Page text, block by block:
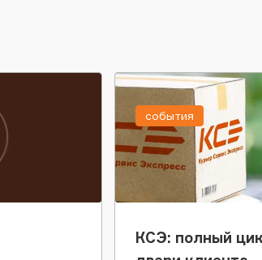
КСЭ: полный
события